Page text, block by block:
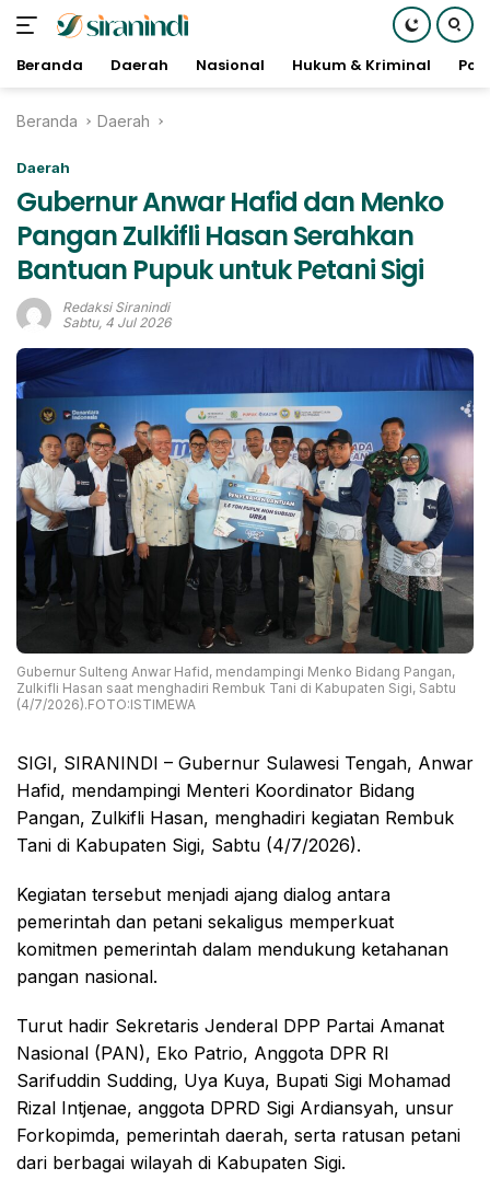
Beranda Daerah Nasional Hukum & Kriminal
Beranda Daerah
Daerah
Gubernur Anwar Hafid dan Menko
Pangan Zulkifli Hasan Serahkan
Bantuan Pupuk untuk Petani Sigi
Redaksi Siranindi
Sabtu, 4 Jul 2026
Gubernur Sulteng Anwar Hafid, mendampingi Menko Bidang Pangan,
Zulkifli Hasan saat menghadiri Rembuk Tani di Kabupaten Sigi, Sabtu
(4/7/2026).FOTO:ISTIMEWA
SIGI, SIRANINDI – Gubernur Sulawesi Tengah, Anwar
Hafid, mendampingi Menteri Koordinator Bidang
Pangan, Zulkifli Hasan, menghadiri kegiatan Rembuk
Tani di Kabupaten Sigi, Sabtu (4/7/2026).
Kegiatan tersebut menjadi ajang dialog antara
pemerintah dan petani sekaligus memperkuat
komitmen pemerintah dalam mendukung ketahanan
pangan nasional.
Turut hadir Sekretaris Jenderal DPP Partai Amanat
Nasional (PAN), Eko Patrio, Anggota DPR RI
Sarifuddin Sudding, Uya Kuya, Bupati Sigi Mohamad
Rizal Intjenae, anggota DPRD Sigi Ardiansyah, unsur
Forkopimda, pemerintah daerah, serta ratusan petani
dari berbagai wilayah di Kabupaten Sigi.